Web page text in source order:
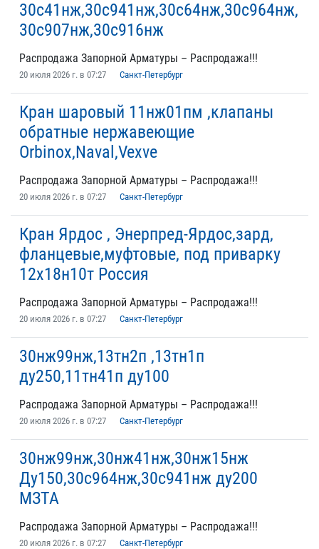
30с41нж,30с941нж,30с64нж,30с964нж,
30с907нж,30с916нж
Распродажа Запорной Арматуры – Распродажа!!!
20 июля 2026 г. в 07:27 Санкт-Петербург
Кран шаровый 11нж01пм ,клапаны
обратные нержавеющие
Orbinox,Naval,Vexve
Распродажа Запорной Арматуры – Распродажа!!!
20 июля 2026 г. в 07:27 Санкт-Петербург
Кран Ярдос , Энерпред-Ярдос,зард,
фланцевые,муфтовые, под приварку
12х18н10т Россия
Распродажа Запорной Арматуры – Распродажа!!!
20 июля 2026 г. в 07:27 Санкт-Петербург
30нж99нж,13тн2п ,13тн1п
ду250,11тн41п ду100
Распродажа Запорной Арматуры – Распродажа!!!
20 июля 2026 г. в 07:27 Санкт-Петербург
30нж99нж,30нж41нж,30нж15нж
Ду150,30с964нж,30с941нж ду200
МЗТА
Распродажа Запорной Арматуры – Распродажа!!!
20 июля 2026 г. в 07:27 Санкт-Петербург